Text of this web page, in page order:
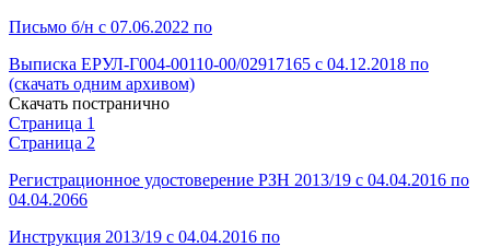
Письмо б/н с 07.06.2022 по
Выписка ЕРУЛ-Г004-00110-00/02917165 с 04.12.2018 по
(скачать одним архивом)
Скачать постранично
Страница 1
Страница 2
Регистрационное удостоверение РЗН 2013/19 с 04.04.2016 по
04.04.2066
Инструкция 2013/19 с 04.04.2016 по